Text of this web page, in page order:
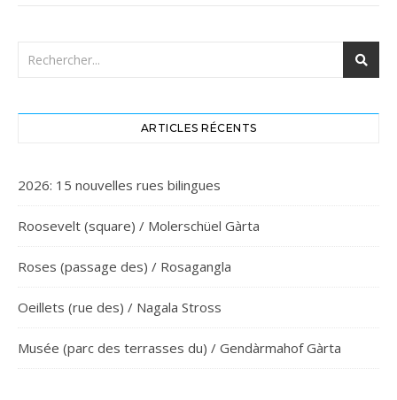
ARTICLES RÉCENTS
2026: 15 nouvelles rues bilingues
Roosevelt (square) / Molerschüel Gàrta
Roses (passage des) / Rosagangla
Oeillets (rue des) / Nagala Stross
Musée (parc des terrasses du) / Gendàrmahof Gàrta